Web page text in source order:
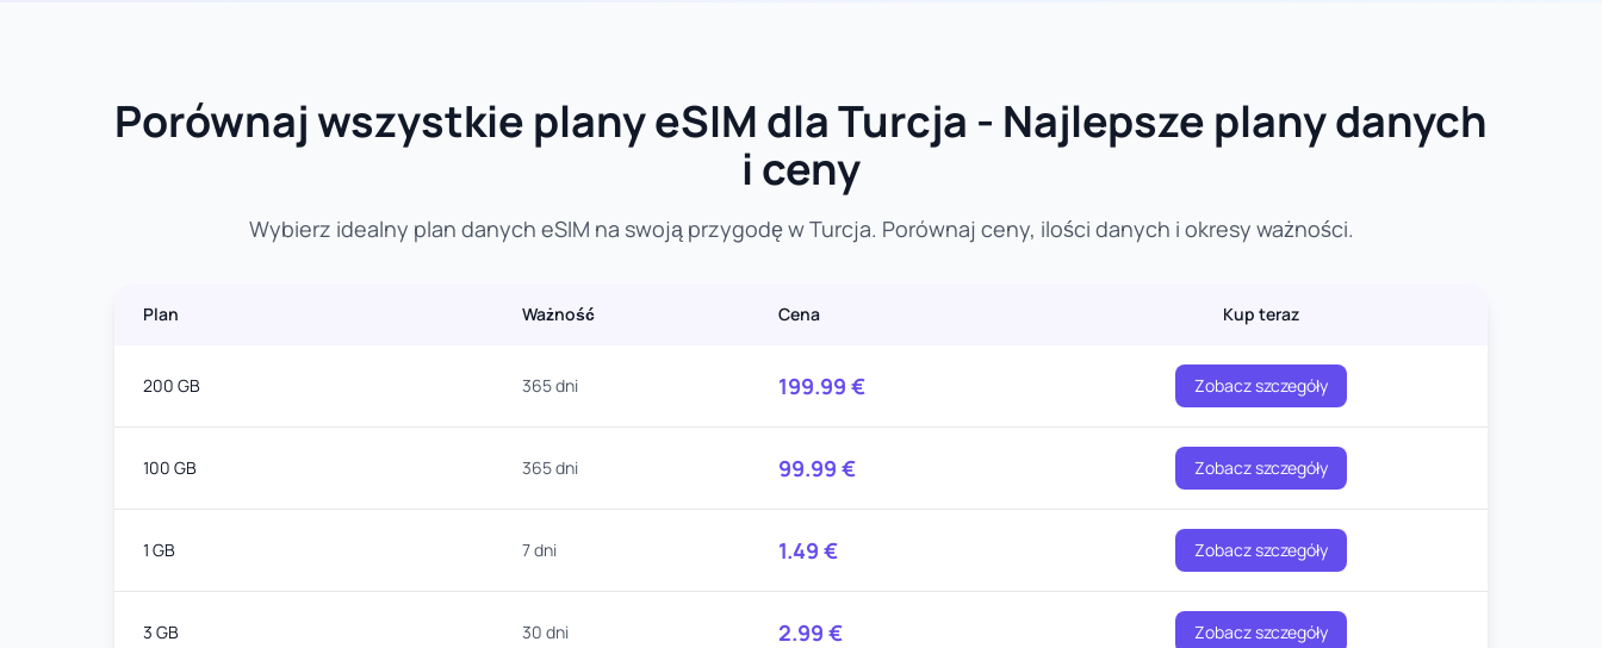
Porównaj wszystkie plany eSIM dla Turcja - Najlepsze plany danych
i ceny
Wybierz idealny plan danych eSIM na swoją przygodę w Turcja. Porównaj ceny, ilości danych i okresy ważności.
Plan Ważność Cena Kup teraz
200 GB 365 dni 199.99 € Zobacz szczegóły
100 GB 365 dni 99.99 € Zobacz szczegóły
1 GB 7 dni 1.49 € Zobacz szczegóły
3 GB 30 dni 2.99 € Zobacz szczegóły